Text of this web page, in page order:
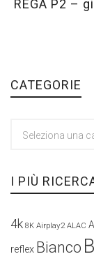
REGA P2 –
CATEGORIE
Seleziona una
I PIÙ
4k 8K Airplay2 ALAC
reflex Bianco